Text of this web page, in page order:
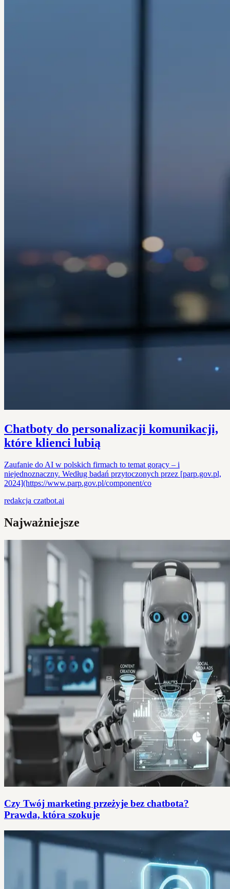
Chatboty do personalizacji komunikacji,
które klienci lubią
Zaufanie do AI w polskich firmach to temat gorący – i
niejednoznaczny. Według badań przytoczonych przez [parp.gov.pl,
2024](https://www.parp.gov.pl/component/co
redakcja czatbot.ai
Najważniejsze
Czy Twój marketing przeżyje bez chatbota?
Prawda, która szokuje